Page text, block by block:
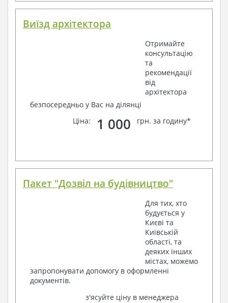
Виїзд архітектора
Отримайте
консультацію
та
рекомендації
від
архітектора
безпосередньо у Вас на ділянці
Ціна:
1 000 грн. за годину*
Пакет "Дозвіл на будівництво"
Для тих, хто
будується у
Києві та
Київській
області, та
деяких інших
містах, можемо
запропонувати допомогу в оформленні
документів.
з'ясуйте ціну в менеджера